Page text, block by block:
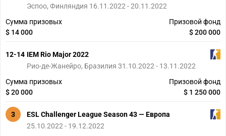
Эспоо, Финляндия 16.11.2022 - 20.11.2022
Сумма призовых
$ 14 000
Призовой фонд
$ 200 000
12-14 IEM Rio Major 2022
Рио-де-Жанейро, Бразилия 31.10.2022 - 13.11.2022
Сумма призовых
$ 20 000
Призовой фонд
$ 1 250 000
3
ESL Challenger League Season 43 — Европа
25.10.2022 - 19.12.2022